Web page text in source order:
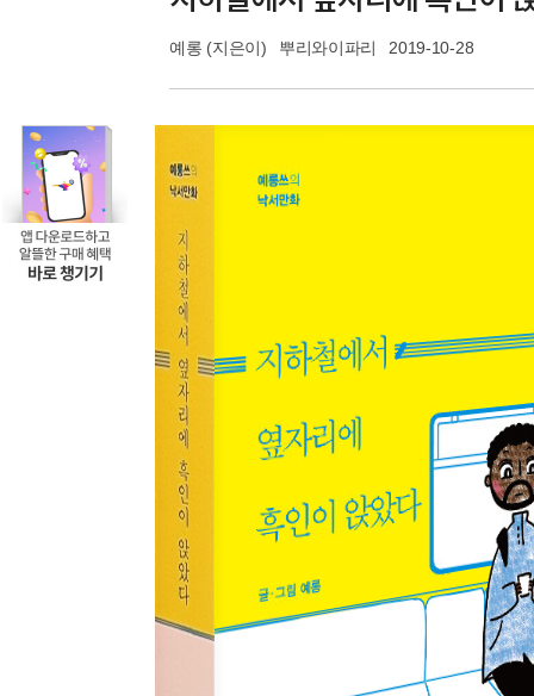
예롱 (지은이) 뿌리와이파리 2019-10-28